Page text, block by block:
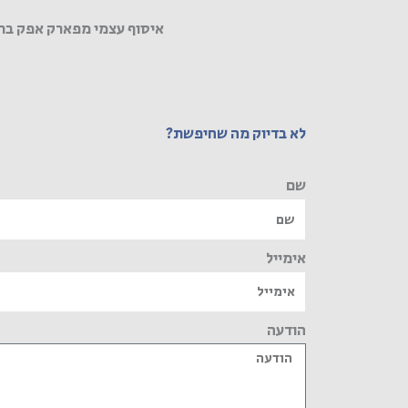
איסוף עצמי מפארק אפק
לא בדיוק מה שחיפשת?
שם
אימייל
הודעה